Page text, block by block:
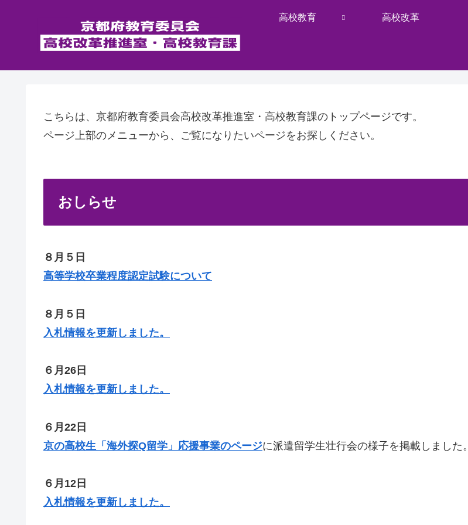
高校教育 高校改革
こちらは、京都府教育委員会高校改革推進室・高校教育課のトップページです。
ページ上部のメニューから、ご覧になりたいページをお探しください。
おしらせ
８月５日
高等学校卒業程度認定試験について
８月５日
入札情報を更新しました。
６月26日
入札情報を更新しました。
６月22日
京の高校生「海外探Q留学」応援事業のページに派遣留学生壮行会の様子を掲載しました。
６月12日
入札情報を更新しました。